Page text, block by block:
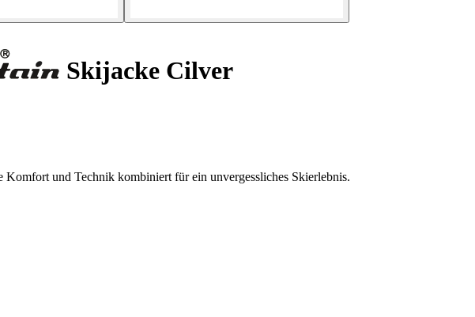
Skijacke Cilver
und Technik kombiniert für ein unvergessliches Skierlebnis.